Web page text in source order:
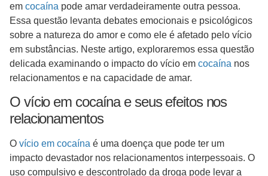
em cocaína pode amar verdadeiramente outra pessoa.
Essa questão levanta debates emocionais e psicológicos
sobre a natureza do amor e como ele é afetado pelo vício
em substâncias. Neste artigo, exploraremos essa questão
delicada examinando o impacto do vício em cocaína nos
relacionamentos e na capacidade de amar.
O vício em cocaína e seus efeitos nos
relacionamentos
O vício em cocaína é uma doença que pode ter um
impacto devastador nos relacionamentos interpessoais. O
uso compulsivo e descontrolado da droga pode levar a